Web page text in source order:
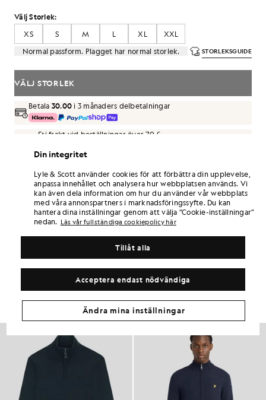
Välj Storlek:
XS
S M L XL
XXL
Normal passform. Plagget har normal storlek.
STORLEKSGUIDE
VÄLJ STORLEK
Betala 30.00 i 3 månaders delbetalningar
Fri frakt vid beställningar över 70 £
byten.
Tjäna dubbelt så många poäng! Få540-
poäng vid detta köp.
6 points = 1,00 GBP
REGISTRERA DIG
PRODUKTINFORMATION
PRODUKTPASSFORM
Få samma look
Skapa en komplett outfit med eleganta plagg som lyfter din
garderob.
Din integritet
Lyle & Scott använder cookies för att förbättra din upplevelse,
anpassa innehållet och analysera hur webbplatsen används. Vi
kan även dela information om hur du använder vår webbplats
med våra annonspartners i marknadsföringssyfte. Du kan
hantera dina inställningar genom att välja ”Cookie-inställningar”
nedan.
Läs vår fullständiga cookiepolicy här
Acceptera endast nödvändiga
Tillåt alla
Ändra mina inställningar